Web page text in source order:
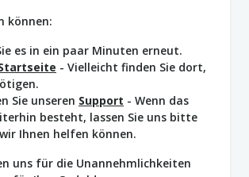
können:
es in ein paar Minuten erneut.
- Vielleicht finden Sie dort,
Sie unseren Support - Wenn das
besteht, lassen Sie uns bitte
Ihnen helfen können.
uns für die Unannehmlichkeiten